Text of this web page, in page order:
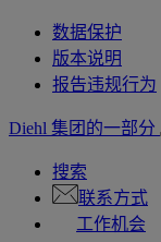
数据保护
版本说明
报告违规行为
Diehl 集团的一部分
搜索
联系方式
工作机会